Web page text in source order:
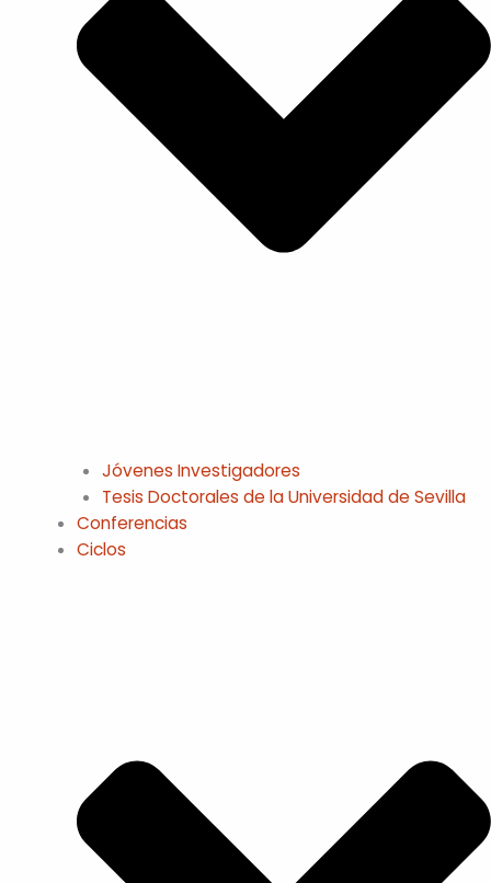
Jóvenes Investigadores
Tesis Doctorales de la Universidad de Sevilla
Conferencias
Ciclos